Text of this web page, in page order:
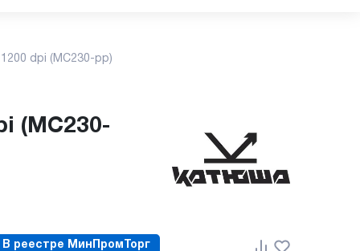
dpi (MC230-рр)
В реестре МинПромТорг